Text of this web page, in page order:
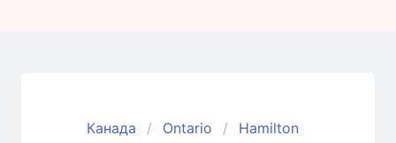
Канада Ontario Hamilton